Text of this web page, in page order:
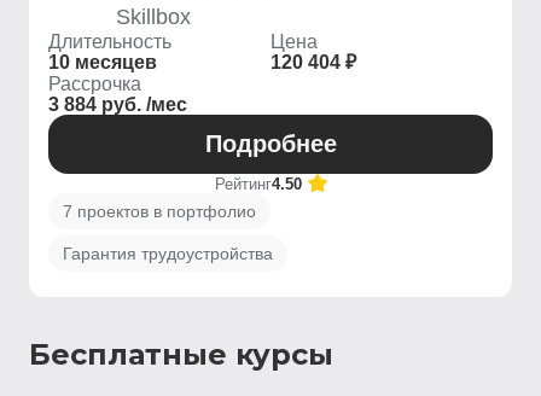
Skillbox
Длительность
10 месяцев
Цена
120 404 ₽
Рассрочка
3 884 руб. /мес
Подробнее
Рейтинг4.50
7 проектов в портфолио
Гарантия трудоустройства
Бесплатные курсы